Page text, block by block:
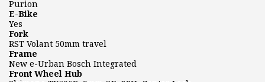
Purion
E-Bike
Yes
Fork
RST Volant 50mm travel
Frame
New e-Urban Bosch Integrated
Front Wheel Hub